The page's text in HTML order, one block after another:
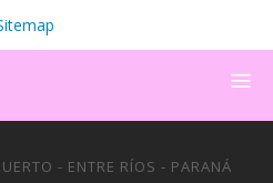
- ENTRE RÍOS - PARANÁ